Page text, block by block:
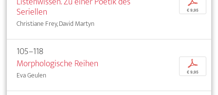
Seriellen
Christiane Frey, David Martyn
€ 9,95
105–118
Morphologische Reihen
Eva Geulen
p
€ 9,95